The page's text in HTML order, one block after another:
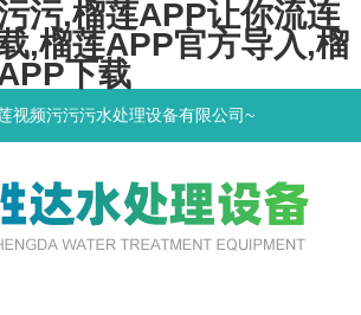
污,榴莲APP让你流连
,榴莲APP官方导入,榴
下载
莲视频污污污水处理设备有限公司~